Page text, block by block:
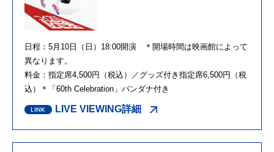
日程：5月10日（日）18:00開演 ＊開場時間は映画館によって
異なります。
料金：指定席4,500円（税込）／グッズ付き指定席6,500円（税
込）＊「60th Celebration」バンダナ付き
LIVE VIEWING詳細